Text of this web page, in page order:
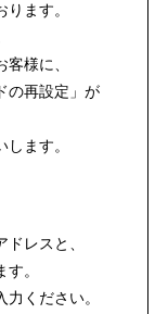
ます。
様に、
の再設定」が
ます。
レスと、
。
ください。